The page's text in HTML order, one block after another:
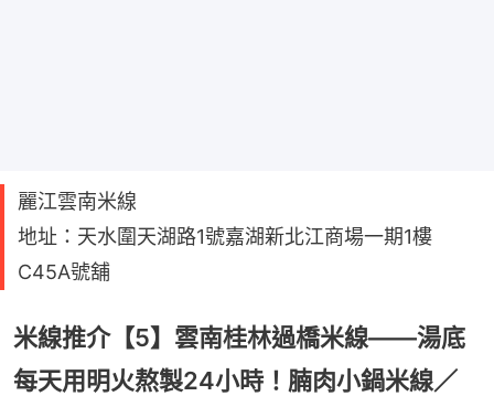
麗江雲南米線
地址：天水圍天湖路1號嘉湖新北江商場一期1樓
C45A號舖
米線推介【5】雲南桂林過橋米線——湯底
每天用明火熬製24小時！腩肉小鍋米線／